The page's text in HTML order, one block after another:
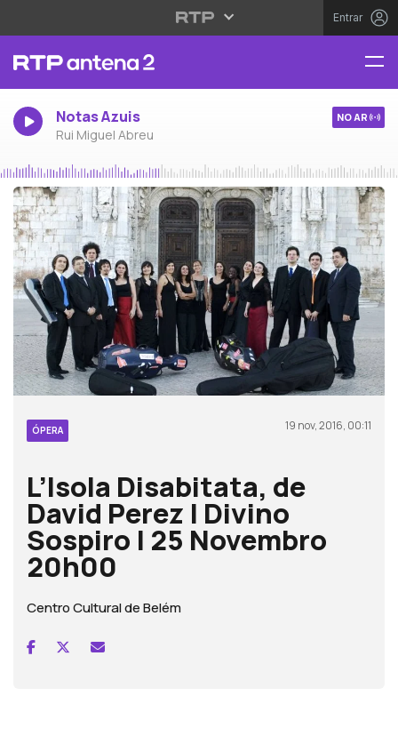
Entrar
Notas Azuis
Rui Miguel Abreu
NO AR
ÓPERA 19 nov, 2016, 00:11
L’Isola Disabitata, de
David Perez | Divino
Sospiro | 25 Novembro
20h00
Centro Cultural de Belém